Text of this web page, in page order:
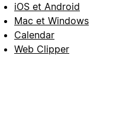
iOS et Android
Mac et Windows
Calendar
Web Clipper